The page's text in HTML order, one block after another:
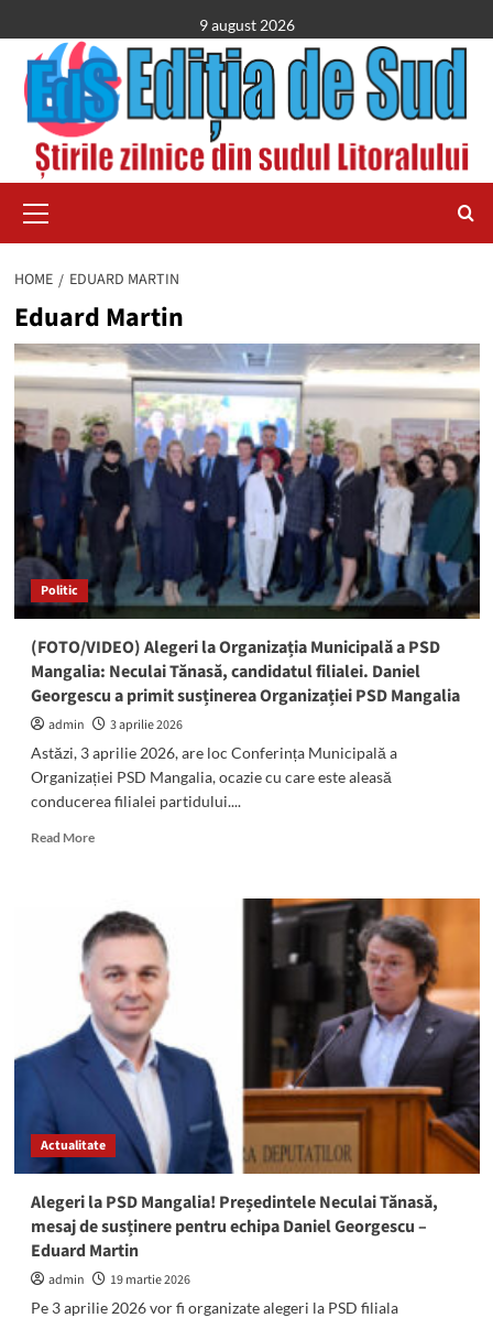
to
content
9 august 2026
Menu
HOME EDUARD MARTIN
Eduard Martin
Politic
(FOTO/VIDEO) Alegeri la Organizația Municipală a PSD
Mangalia: Neculai Tănasă, candidatul filialei. Daniel
Georgescu a primit susținerea Organizației PSD Mangalia
admin
3 aprilie 2026
Astăzi, 3 aprilie 2026, are loc Conferința Municipală a
Organizației PSD Mangalia, ocazie cu care este aleasă
conducerea filialei partidului....
Read MoreRead
Alegeri
la
Organizația
Municipală
PSD
Mangalia:
Neculai
Tănasă,
candidatul
Daniel
Georgescu
primit
susținerea
Organizației
PSD
Actualitate
Alegeri la PSD Mangalia! Președintele Neculai Tănasă,
mesaj de susținere pentru echipa Daniel Georgescu –
Eduard Martin
admin
19 martie 2026
Pe 3 aprilie 2026 vor fi organizate alegeri la PSD filiala